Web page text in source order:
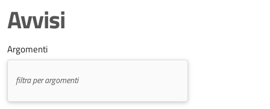
Avvisi
Argomenti